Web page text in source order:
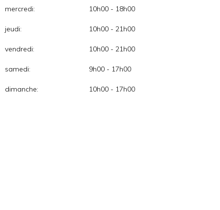
mercredi: 10h00 - 18h00
jeudi: 10h00 - 21h00
vendredi: 10h00 - 21h00
samedi: 9h00 - 17h00
dimanche: 10h00 - 17h00